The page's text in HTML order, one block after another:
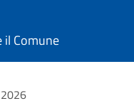
il Comune